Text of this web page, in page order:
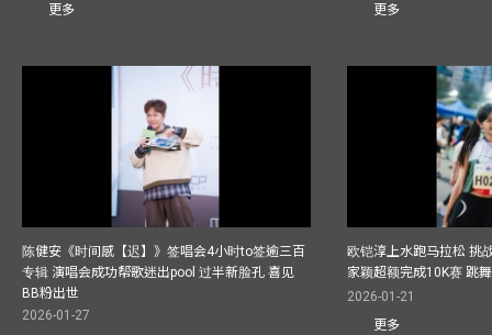
更多
更多
陈健安《时间感【迟】》签唱会4小时to签逾三百
专辑 演唱会成功帮歌迷出pool 过半新脸孔 喜见
BB粉出世
2026-01-27
欧铠淳上水跑马拉松 挑
家颖超额完成10K赛 跳
2026-01-21
更多